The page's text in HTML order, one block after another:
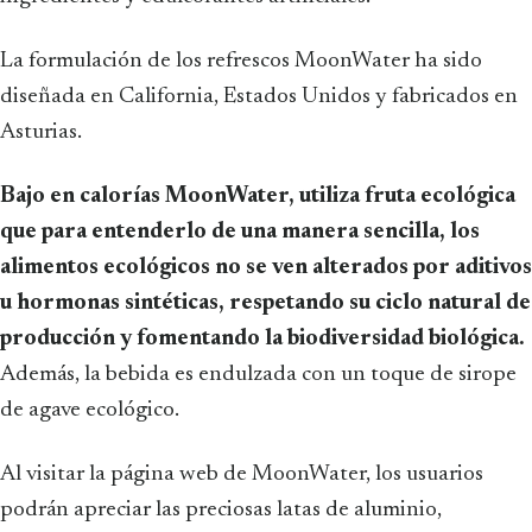
La formulación de los refrescos MoonWater ha sido
diseñada en California, Estados Unidos y fabricados en
Asturias.
Bajo en calorías MoonWater, utiliza fruta ecológica
que para entenderlo de una manera sencilla, los
alimentos ecológicos no se ven alterados por aditivos
u hormonas sintéticas, respetando su ciclo natural de
producción y fomentando la biodiversidad biológica.
Además, la bebida es endulzada con un toque de sirope
de agave ecológico.
Al visitar la página web de MoonWater, los usuarios
podrán apreciar las preciosas latas de aluminio,